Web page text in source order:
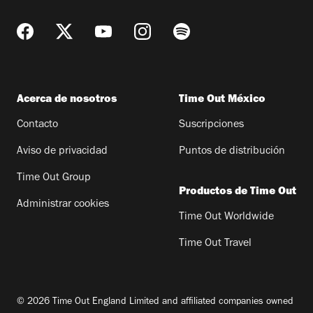
Acerca de nosotros
Contacto
Aviso de privacidad
Time Out Group
Administrar cookies
Time Out México
Suscripciones
Puntos de distribución
Productos de Time Out
Time Out Worldwide
Time Out Travel
© 2026 Time Out England Limited and affiliated companies owned